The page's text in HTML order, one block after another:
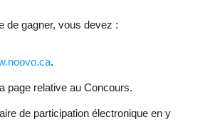
de gagner, vous devez :
.
page relative au Concours.
de participation électronique en y